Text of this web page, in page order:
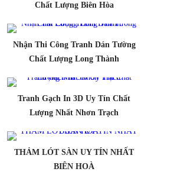
Chất Lượng Biên Hòa
Nhận Thi Công Tranh Dán Tường
Chất Lượng Long Thành
Tranh Gạch In 3D Uy Tín Chất
Lượng Nhất Nhơn Trạch
THẢM LÓT SÀN UY TÍN NHẤT
BIÊN HOÀ